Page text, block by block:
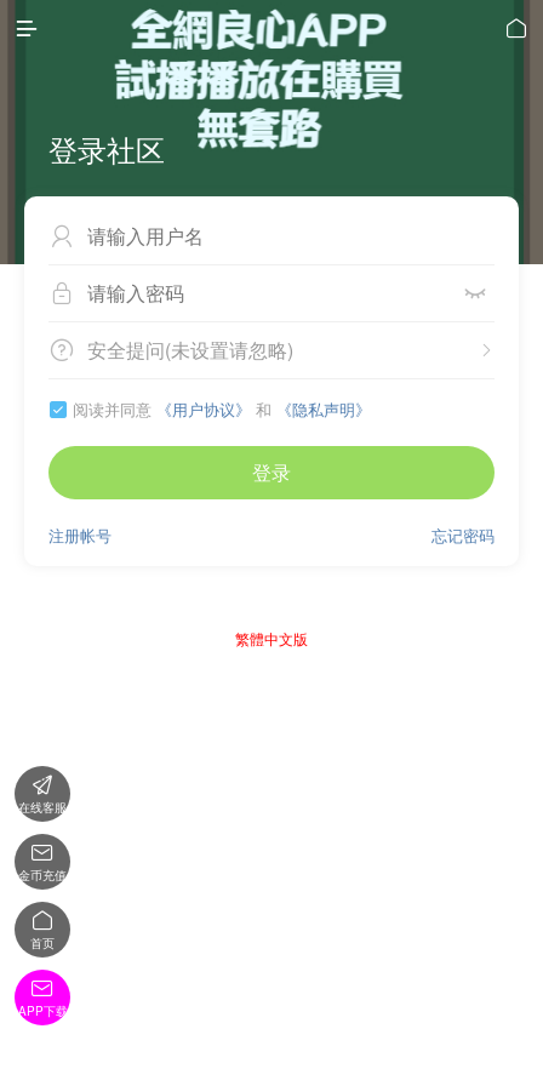
 
登录社区

 
 
安全提问(未设置请忽略)
 阅读并同意 《用户协议》 和 《隐私声明》
登录
忘记密码
注册帐号
繁體中文版

在线客服

金币充值

首页

APP下载